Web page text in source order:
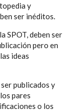
y
ser inéditos.
SPOT, deben ser
pero en
ideas
publicados y
pares
o los